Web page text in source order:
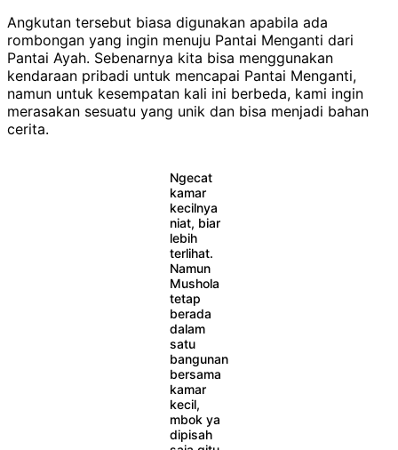
Angkutan tersebut biasa digunakan apabila ada
rombongan yang ingin menuju Pantai Menganti dari
Pantai Ayah. Sebenarnya kita bisa menggunakan
kendaraan pribadi untuk mencapai Pantai Menganti,
namun untuk kesempatan kali ini berbeda, kami ingin
merasakan sesuatu yang unik dan bisa menjadi bahan
cerita.
Ngecat
kamar
kecilnya
niat, biar
lebih
terlihat.
Namun
Mushola
tetap
berada
dalam
satu
bangunan
bersama
kamar
kecil,
mbok ya
dipisah